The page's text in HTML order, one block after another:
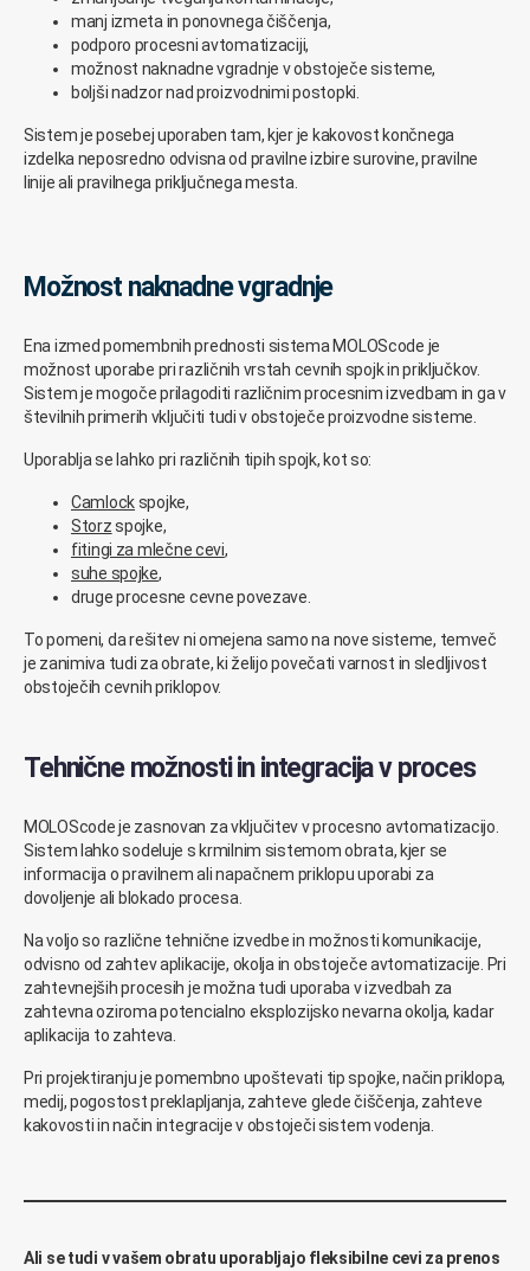
manj izmeta in ponovnega čiščenja,
podporo procesni avtomatizaciji,
možnost naknadne vgradnje v obstoječe sisteme,
boljši nadzor nad proizvodnimi postopki.
Sistem je posebej uporaben tam, kjer je kakovost končnega
izdelka neposredno odvisna od pravilne izbire surovine, pravilne
linije ali pravilnega priključnega mesta.
Možnost naknadne vgradnje
Ena izmed pomembnih prednosti sistema MOLOScode je
možnost uporabe pri različnih vrstah cevnih spojk in priključkov.
Sistem je mogoče prilagoditi različnim procesnim izvedbam in ga v
številnih primerih vključiti tudi v obstoječe proizvodne sisteme.
Uporablja se lahko pri različnih tipih spojk, kot so:
Camlockspojke,
Storzspojke,
fitingi za mlečne cevi,
suhe spojke,
druge procesne cevne povezave.
To pomeni, da rešitev ni omejena samo na nove sisteme, temveč
je zanimiva tudi za obrate, ki želijo povečati varnost in sledljivost
obstoječih cevnih priklopov.
Tehnične možnosti in integracija v proces
MOLOScode je zasnovan za vključitev v procesno avtomatizacijo.
Sistem lahko sodeluje s krmilnim sistemom obrata, kjer se
informacija o pravilnem ali napačnem priklopu uporabi za
dovoljenje ali blokado procesa.
Na voljo so različne tehnične izvedbe in možnosti komunikacije,
odvisno od zahtev aplikacije, okolja in obstoječe avtomatizacije. Pri
zahtevnejših procesih je možna tudi uporaba v izvedbah za
zahtevna oziroma potencialno eksplozijsko nevarna okolja, kadar
aplikacija to zahteva.
Pri projektiranju je pomembno upoštevati tip spojke, način priklopa,
medij, pogostost preklapljanja, zahteve glede čiščenja, zahteve
kakovosti in način integracije v obstoječi sistem vodenja.
Ali se tudi v vašem obratu uporabljajo fleksibilne cevi za prenos